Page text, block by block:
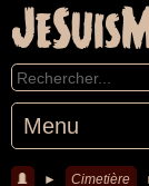
Menu
► Cimetière